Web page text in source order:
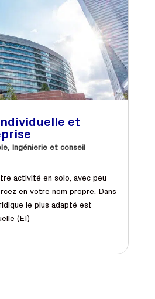
et
, Ingénierie et conseil
activité en solo, avec peu
en votre nom propre. Dans
le plus adapté est
(EI)